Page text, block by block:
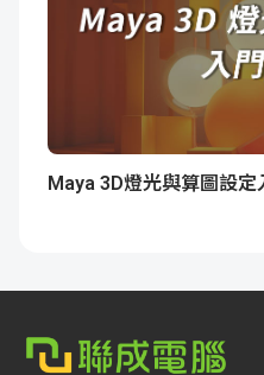
Maya 3D燈光與算圖設定